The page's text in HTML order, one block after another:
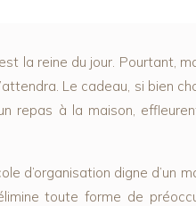
la reine du jour. Pourtant,
Le cadeau, si bien
repas à la maison,
digne d’un
toute forme de